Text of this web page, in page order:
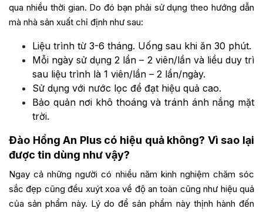
qua nhiều thời gian. Do đó bạn phải sử dụng theo hướng dẫn
mà nhà sản xuất chỉ định như sau:
Liệu trình từ 3-6 tháng. Uống sau khi ăn 30 phút.
Mỗi ngày sử dụng 2 lần – 2 viên/lần và liều duy trì
sau liệu trình là 1 viên/lần – 2 lần/ngày.
Sử dụng với nước lọc để đạt hiệu quả cao.
Bảo quản nơi khô thoáng và tránh ánh nắng mặt
trời.
Đào Hồng An Plus có hiệu quả không? Vì sao lại
được tin dùng như vậy?
Ngay cả những người có nhiều năm kinh nghiệm chăm sóc
sắc đẹp cũng đều xuýt xoa về độ an toàn cũng như hiệu quả
của sản phẩm này. Lý do để sản phẩm này thịnh hành đến